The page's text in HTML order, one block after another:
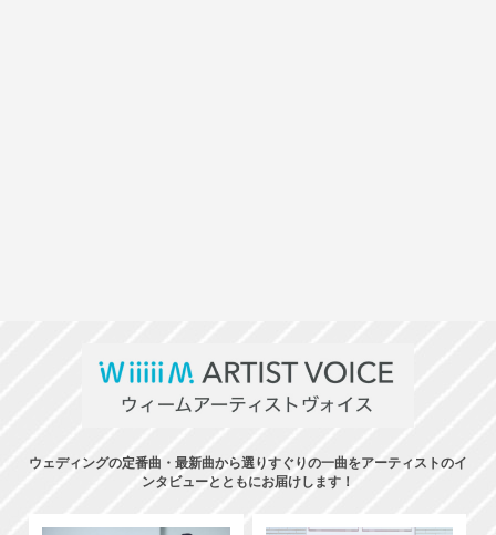
ウェディングの定番曲・最新曲から選りすぐりの一曲をアーティストのイ
ンタビューとともにお届けします！